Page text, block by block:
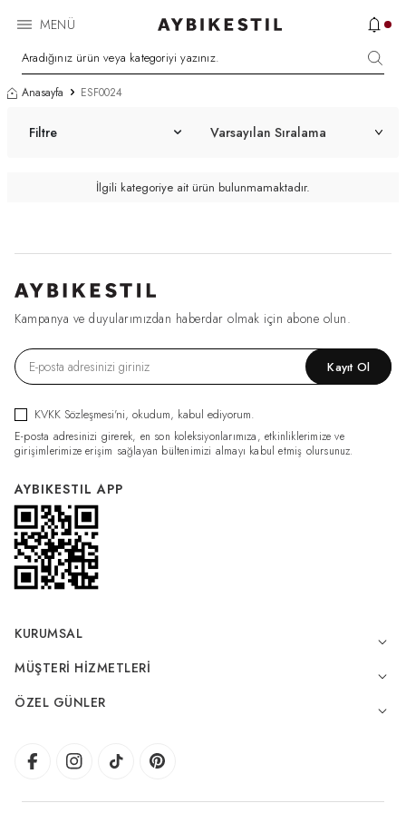
MENÜ
Anasayfa ESF0024
Filtre
İlgili kategoriye ait ürün bulunmamaktadır.
Kampanya ve duyularımızdan haberdar olmak için abone olun.
Kayıt Ol
KVKK Sözleşmesi'ni, okudum, kabul ediyorum.
E-posta adresinizi girerek, en son koleksiyonlarımıza, etkinliklerimize ve
girişimlerimize erişim sağlayan bültenimizi almayı kabul etmiş olursunuz.
AYBIKESTIL APP
KURUMSAL
MÜŞTERI HIZMETLERI
ÖZEL GÜNLER